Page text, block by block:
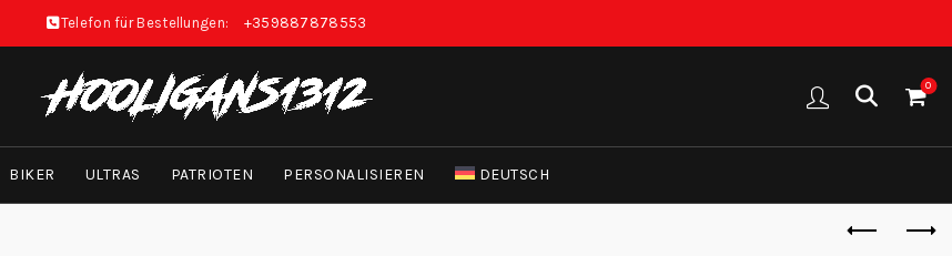
Telefon für Bestellungen: +359887878553
0
BIKER ULTRAS PATRIOTEN PERSONALISIEREN DEUTSCH